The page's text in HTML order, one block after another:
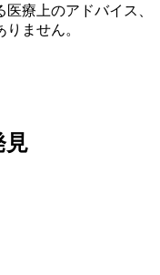
療上のアドバイス、
ません。
見